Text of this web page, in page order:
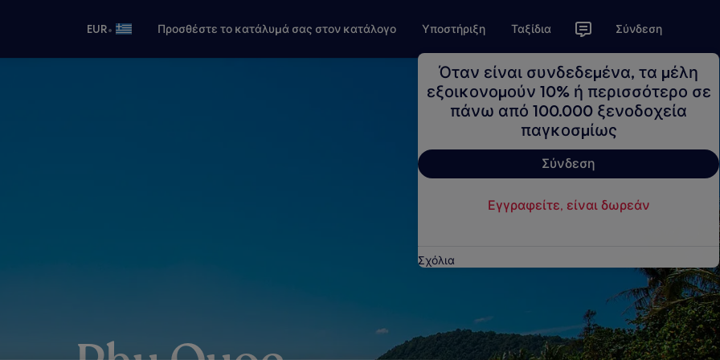
EUR• Προσθέστε το κατάλυμά σας στον κατάλογο Υποστήριξη Ταξίδια Σύνδεση
Όταν είναι συνδεδεμένα, τα μέλη
εξοικονομούν 10% ή περισσότερο σε
πάνω από 100.000 ξενοδοχεία
παγκοσμίως
Σύνδεση
Εγγραφείτε, είναι δωρεάν
Σχόλια